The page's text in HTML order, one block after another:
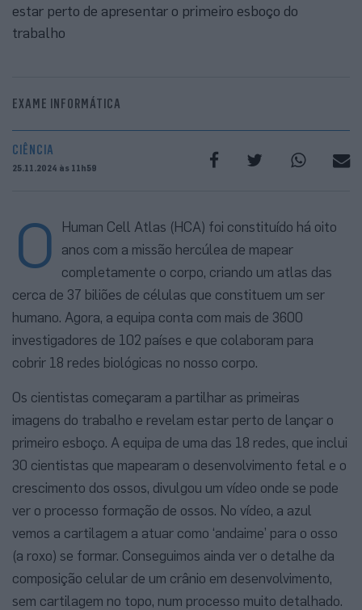
estar perto de apresentar o primeiro esboço do
trabalho
EXAME INFORMÁTICA
CIÊNCIA
25.11.2024 às 11h59
O
Human Cell Atlas (HCA) foi constituído há oito
anos com a missão hercúlea de mapear
completamente o corpo, criando um atlas das
cerca de 37 biliões de células que constituem um ser
humano. Agora, a equipa conta com mais de 3600
investigadores de 102 países e que colaboram para
cobrir 18 redes biológicas no nosso corpo.
Os cientistas começaram a partilhar as primeiras
imagens do trabalho e revelam estar perto de lançar o
primeiro esboço. A equipa de uma das 18 redes, que inclui
30 cientistas que mapearam o desenvolvimento fetal e o
crescimento dos ossos, divulgou um vídeo onde se pode
ver o processo formação de ossos. No vídeo, a azul
vemos a cartilagem a atuar como ‘andaime’ para o osso
(a roxo) se formar. Conseguimos ainda ver o detalhe da
composição celular de um crânio em desenvolvimento,
sem cartilagem no topo, num processo muito detalhado.